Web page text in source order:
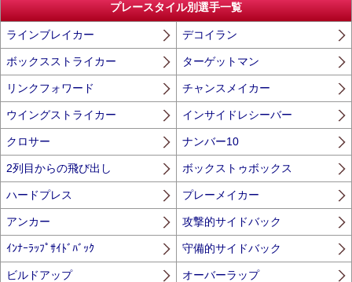
プレースタイル別選手一覧
ラインブレイカー デコイラン
ボックスストライカー ターゲットマン
リンクフォワード チャンスメイカー
ウイングストライカー インサイドレシーバー
クロサー ナンバー10
2列目からの飛び出し ボックストゥボックス
ハードプレス プレーメイカー
アンカー 攻撃的サイドバック
ｲﾝﾅｰﾗｯﾌﾟｻｲﾄﾞﾊﾞｯｸ 守備的サイドバック
ビルドアップ オーバーラップ